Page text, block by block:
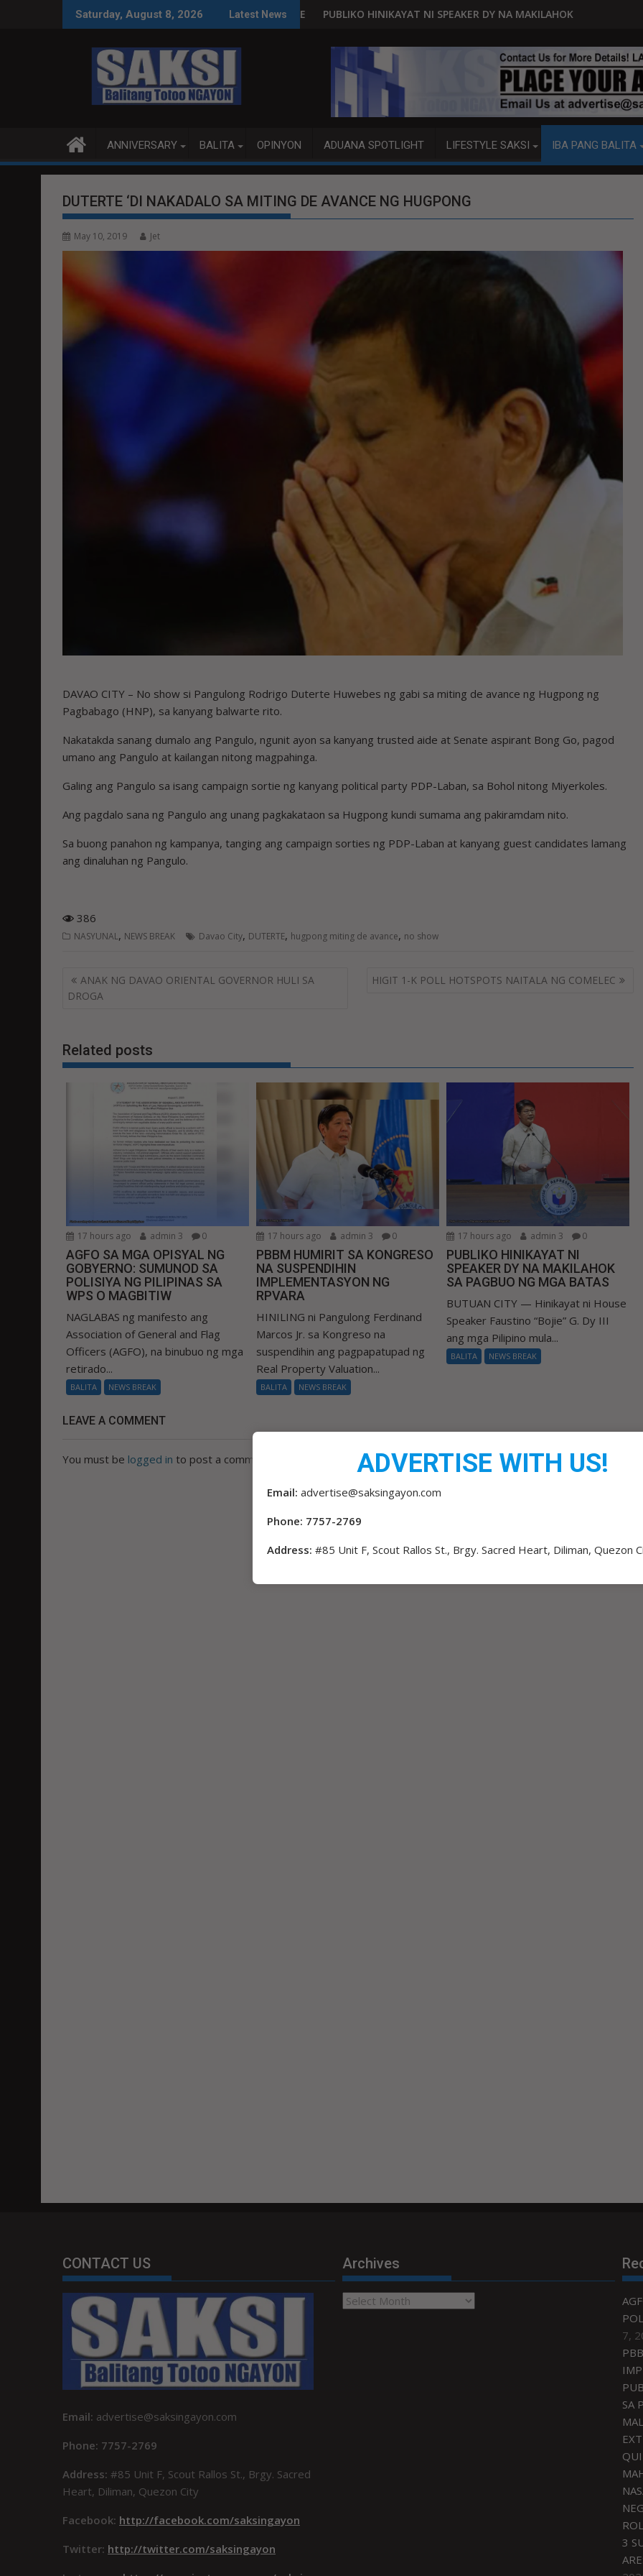
Saturday, August 8, 2026 Latest News
SA WPS O MAGBITIW
KONGRESO NA SUSPENDIHIN IMPLEMENTASYON NG RPVARAPUBLIKO HINIKAYAT NI SPEAKER DY NA MAKILAHOK SA PAGBUO NG MGA BATAS
MALACAÑANG PINAAARAL NA
ANNIVERSARY BALITA OPINYON ADUANA SPOTLIGHT LIFESTYLE SAKSI IBA PANG BALITA
DUTERTE ‘DI NAKADALO SA MITING DE AVANCE NG HUGPONG
May 10, 2019 Jet
DAVAO CITY – No show si Pangulong Rodrigo Duterte Huwebes ng gabi sa miting de avance ng Hugpong ng
Pagbabago (HNP), sa kanyang balwarte rito.
Nakatakda sanang dumalo ang Pangulo, ngunit ayon sa kanyang trusted aide at Senate aspirant Bong Go, pagod
umano ang Pangulo at kailangan nitong magpahinga.
Galing ang Pangulo sa isang campaign sortie ng kanyang political party PDP-Laban, sa Bohol nitong Miyerkoles.
Ang pagdalo sana ng Pangulo ang unang pagkakataon sa Hugpong kundi sumama ang pakiramdam nito.
Sa buong panahon ng kampanya, tanging ang campaign sorties ng PDP-Laban at kanyang guest candidates lamang
ang dinaluhan ng Pangulo.
386
NASYUNAL, NEWS BREAK Davao City, DUTERTE, hugpong miting de avance, no show
Post
navigation
ANAK NG DAVAO ORIENTAL GOVERNOR HULI SA
DROGA
HIGIT 1-K POLL HOTSPOTS NAITALA NG COMELEC
Related posts
17 hours ago admin 3 0
AGFO SA MGA OPISYAL NG
GOBYERNO: SUMUNOD SA
POLISIYA NG PILIPINAS SA
WPS O MAGBITIW
NAGLABAS ng manifesto ang
Association of General and Flag
Officers (AGFO), na binubuo ng mga
retirado...
BALITA NEWS BREAK
17 hours ago admin 3 0
PBBM HUMIRIT SA KONGRESO
NA SUSPENDIHIN
IMPLEMENTASYON NG
RPVARA
HINILING ni Pangulong Ferdinand
Marcos Jr. sa Kongreso na
suspendihin ang pagpapatupad ng
Real Property Valuation...
BALITA NEWS BREAK
17 hours ago admin 3 0
PUBLIKO HINIKAYAT NI
SPEAKER DY NA MAKILAHOK
SA PAGBUO NG MGA BATAS
BUTUAN CITY — Hinikayat ni House
Speaker Faustino “Bojie” G. Dy III
ang mga Pilipino mula...
BALITA NEWS BREAK
LEAVE A COMMENT
You must be logged in to post a comment.
CONTACT US
Email: advertise@saksingayon.com
Phone: 7757-2769
Address: #85 Unit F, Scout Rallos St., Brgy. Sacred
Heart, Diliman, Quezon City
Facebook: http://facebook.com/saksingayon
Twitter: http://twitter.com/saksingayon
Archives
Archives
7,
SA
3
ADVERTISE WITH US!
Email: advertise@saksingayon.com
Phone: 7757-2769
Address: #85 Unit F, Scout Rallos St., Brgy. Sacred Heart, Diliman, Quezon